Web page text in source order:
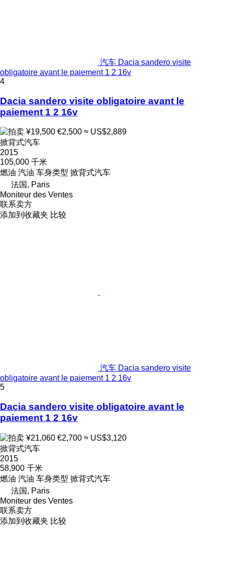
汽车 Dacia sandero visite
obligatoire avant le paiement 1 2 16v
4
Dacia sandero visite obligatoire avant le
paiement 1 2 16v
¥19,500 €2,500 ≈ US$2,889
掀背式汽车
2015
105,000 千米
燃油 汽油 车身类型 掀背式汽车
法国, Paris
Moniteur des Ventes
联系卖方
添加到收藏夹 比较
汽车 Dacia sandero visite
obligatoire avant le paiement 1 2 16v
5
Dacia sandero visite obligatoire avant le
paiement 1 2 16v
¥21,060 €2,700 ≈ US$3,120
掀背式汽车
2015
58,900 千米
燃油 汽油 车身类型 掀背式汽车
法国, Paris
Moniteur des Ventes
联系卖方
添加到收藏夹 比较